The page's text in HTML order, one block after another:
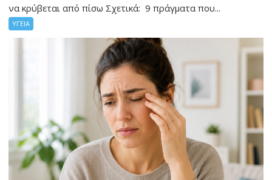
να κρύβεται από πίσω Σχετικά: 9 πράγματα που...
ΥΓΕΙΑ